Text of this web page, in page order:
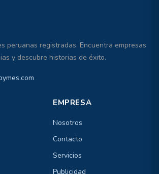
peruanas registradas. Encuentra empresas
y descubre historias de éxito.
EMPRESA
Nosotros
Contacto
Servicios
Publicidad